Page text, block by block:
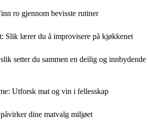
ro gjennom bevisste rutiner
Slik lærer du å improvisere på kjøkkenet
setter du sammen en deilig og innbydende
Utforsk mat og vin i fellesskap
dine matvalg miljøet